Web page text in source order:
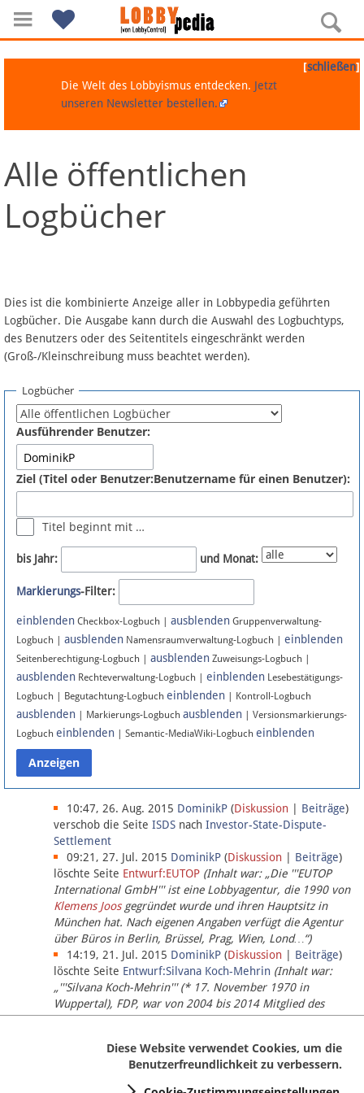
Navigation
Über Lobbypedia
Artikel nach Kategorien
FAQ
Fördermitglied werden
Fehler melden
Newsletter
Bluesky
Facebook
Instagram
Anmelden
Datenschutz
Über Lobbypedia
Impressum
[schließen]
Die Welt des Lobbyismus entdecken. Jetzt
unseren Newsletter bestellen.
Alle öffentlichen
Logbücher
Dies ist die kombinierte Anzeige aller in Lobbypedia geführten
Logbücher. Die Ausgabe kann durch die Auswahl des Logbuchtyps,
des Benutzers oder des Seitentitels eingeschränkt werden
(Groß-/Kleinschreibung muss beachtet werden).
Logbücher
Ausführender Benutzer:
Ziel (Titel oder Benutzer:Benutzername für einen Benutzer):
Titel beginnt mit …
bis Jahr: und Monat:
Markierungs-Filter:
einblenden Checkbox-Logbuch | ausblenden Gruppenverwaltung-
Logbuch | ausblenden Namensraumverwaltung-Logbuch | einblenden
Seitenberechtigung-Logbuch | ausblenden Zuweisungs-Logbuch |
ausblenden Rechteverwaltung-Logbuch | einblenden Lesebestätigungs-
Logbuch | Begutachtung-Logbuch einblenden | Kontroll-Logbuch
ausblenden | Markierungs-Logbuch ausblenden | Versionsmarkierungs-
Logbuch einblenden | Semantic-MediaWiki-Logbuch einblenden
10:47, 26. Aug. 2015 DominikP (Diskussion Beiträge)
verschob die Seite ISDS nach Investor-State-Dispute-
Settlement
09:21, 27. Jul. 2015 DominikP (Diskussion Beiträge)
löschte Seite Entwurf:EUTOP (Inhalt war: „Die '''EUTOP
International GmbH''' ist eine Lobbyagentur, die 1990 von
Klemens Joosgegründet wurde und ihren Hauptsitz in
München hat. Nach eigenen Angaben verfügt die Agentur
über Büros in Berlin, Brüssel, Prag, Wien, Lond…“)
14:19, 21. Jul. 2015 DominikP (Diskussion Beiträge)
löschte Seite Entwurf:Silvana Koch-Mehrin (Inhalt war:
„'''Silvana Koch-Mehrin''' (* 17. November 1970 in
Wuppertal), FDP, war von 2004 bis 2014 Mitglied des
Europäischen Parlaments, seit November 2014 ist sie für
Diese Website verwendet Cookies, um die
Benutzerfreundlichkeit zu verbessern.